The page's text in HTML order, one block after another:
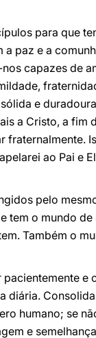
para que
paz e a
capazes de
e
a Cristo, a fim
fraternalmente.
ao Pai e
pelo
tem o mundo
Também o
pacientemente e
diária.
humano; se
e